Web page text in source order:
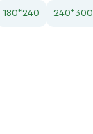
180*240 240*300